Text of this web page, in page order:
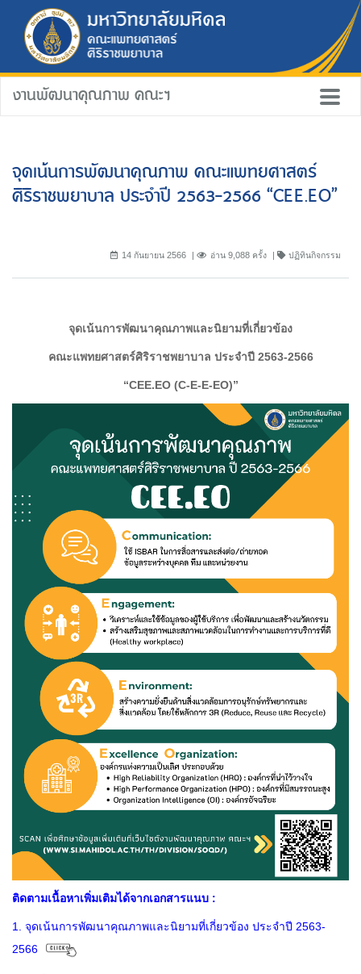
งานพัฒนาคุณภาพ คณะฯ
จุดเน้นการพัฒนาคุณภาพ คณะแพทยศาสตร์
ศิริราชพยาบาล ประจำปี 2563-2566 “CEE.EO”
14 กันยายน 2566 อ่าน 9,088 ครั้ง ปฏิทินกิจกรรม
จุดเน้นการพัฒนาคุณภาพและนิยามที่เกี่ยวข้อง
คณะแพทยศาสตร์ศิริราชพยาบาล ประจำปี 2563-2566
“CEE.EO (C-E-E-EO)”
ติดตามเนื้อหาเพิ่มเติมได้จากเอกสารแนบ :
1. จุดเน้นการพัฒนาคุณภาพและนิยามที่เกี่ยวข้อง ประจำปี 2563-
2566